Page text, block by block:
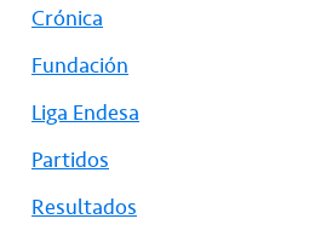
Crónica
Fundación
Liga Endesa
Partidos
Resultados